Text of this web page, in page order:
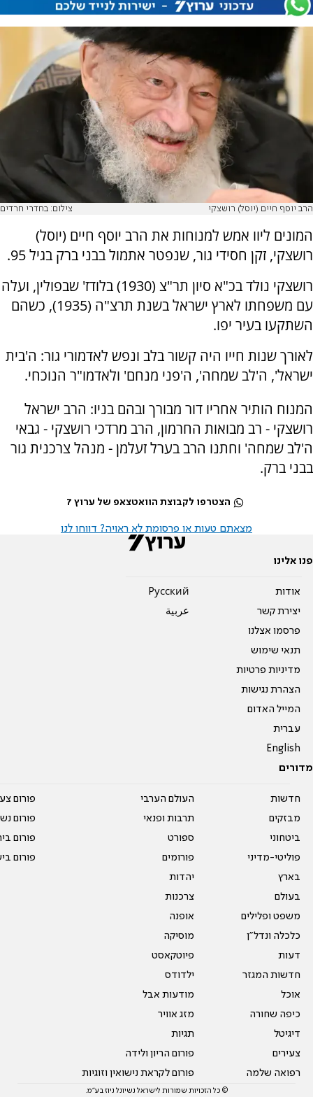
הרב יוסף חיים (יוסל) רושצקי צילום: בחדרי חרדים
המונים ליוו אמש למנוחות את הרב יוסף חיים (יוסל)
רושצקי, זקן חסידי גור, שנפטר אתמול בבני ברק בגיל 95.
רושצקי נולד בכ"א סיון תר"צ (1930) בלודז' שבפולין, ועלה
עם משפחתו לארץ ישראל בשנת תרצ"ה (1935), כשהם
השתקעו בעיר יפו.
לאורך שנות חייו היה קשור בלב ונפש לאדמורי גור: ה'בית
ישראל', ה'לב שמחה', ה'פני מנחם' ולאדמו"ר הנוכחי.
המנוח הותיר אחריו דור מבורך ובהם בניו: הרב ישראל
רושצקי - רב מבואות החרמון, הרב מרדכי רושצקי - גבאי
ה'לב שמחה' וחתנו הרב בערל זעלמן - מנהל צרכנית גור
בבני ברק.
הצטרפו לקבוצת הוואטצאפ של ערוץ 7
מצאתם טעות או פרסומת לא ראויה? דווחו לנו
פנו אלינו
אודות
יצירת קשר
פרסמו אצלנו
תנאי שימוש
מדיניות פרטיות
הצהרת נגישות
המייל האדום
עברית
English
Pусский
عربية
מדורים
חדשות
מבזקים
ביטחוני
פוליטי-מדיני
בארץ
בעולם
משפט ופלילים
כלכלה ונדל"ן
דעות
חדשות המגזר
אוכל
כיפה שחורה
דיגיטל
צעירים
רפואה שלמה
העולם הערבי
תרבות ופנאי
ספורט
פורומים
יהדות
צרכנות
אופנה
מוסיקה
פיוטקאסט
ילדודס
מודעות אבל
מזג אוויר
תגיות
פורום הריון ולידה
פורום לקראת נישואין וזוגיות
פורום
פורום
פורום
פורום
© כל הזכויות שמורות לישראל נשיונל ניוז בע"מ.